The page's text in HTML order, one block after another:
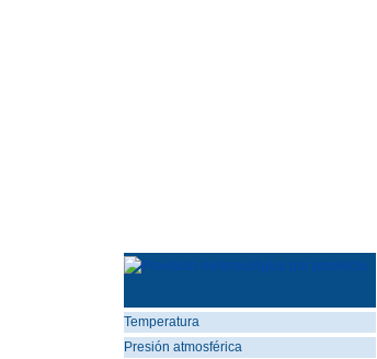
Temperatura
Presión atmosférica